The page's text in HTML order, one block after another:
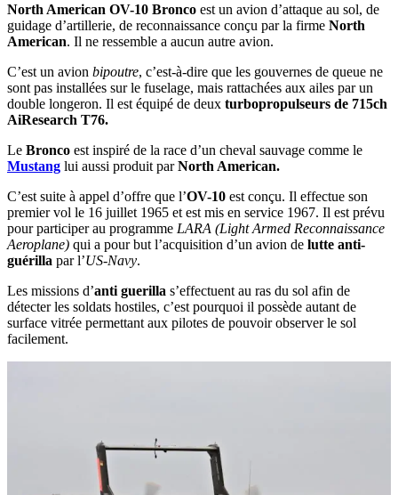
North American OV-10 Bronco est un avion d’attaque au sol, de
guidage d’artillerie, de reconnaissance conçu par la firme North
American. Il ne ressemble a aucun autre avion.
C’est un avion bipoutre, c’est-à-dire que les gouvernes de queue ne
sont pas installées sur le fuselage, mais rattachées aux ailes par un
double longeron. Il est équipé de deux turbopropulseurs de 715ch
AiResearch T76.
Le Bronco est inspiré de la race d’un cheval sauvage comme le
Mustang lui aussi produit parNorth American.
C’est suite à appel d’offre que l’OV-10 est conçu. Il effectue son
premier vol le 16 juillet 1965 et est mis en service 1967. Il est prévu
pour participer au programme LARA (Light Armed Reconnaissance
Aeroplane) qui a pour but l’acquisition d’un avion de lutte anti-
guérilla par l’US-Navy.
Les missions d’anti guerilla s’effectuent au ras du sol afin de
détecter les soldats hostiles, c’est pourquoi il possède autant de
surface vitrée permettant aux pilotes de pouvoir observer le sol
facilement.